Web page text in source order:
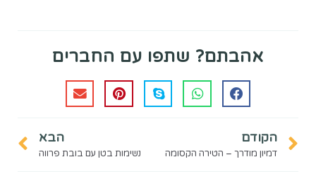
אהבתם? שתפו עם החברים
הקודם
דמיון מודרך – הטירה הקסומה
הבא
נשימות בטן עם בובת פרווה